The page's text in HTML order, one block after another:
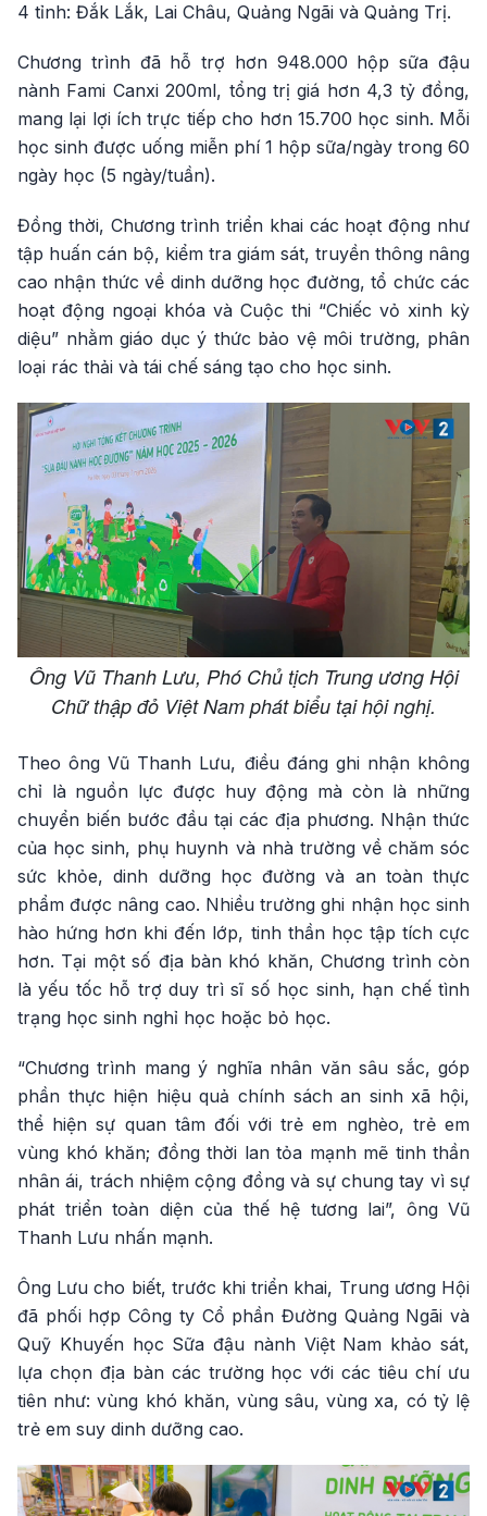
4 tỉnh: Đắk Lắk, Lai Châu, Quảng Ngãi và Quảng Trị.
Chương trình đã hỗ trợ hơn 948.000 hộp sữa đậu
nành Fami Canxi 200ml, tổng trị giá hơn 4,3 tỷ đồng,
mang lại lợi ích trực tiếp cho hơn 15.700 học sinh. Mỗi
học sinh được uống miễn phí 1 hộp sữa/ngày trong 60
ngày học (5 ngày/tuần).
Đồng thời, Chương trình triển khai các hoạt động như
tập huấn cán bộ, kiểm tra giám sát, truyền thông nâng
cao nhận thức về dinh dưỡng học đường, tổ chức các
hoạt động ngoại khóa và Cuộc thi “Chiếc vỏ xinh kỳ
diệu” nhằm giáo dục ý thức bảo vệ môi trường, phân
loại rác thải và tái chế sáng tạo cho học sinh.
Ông Vũ Thanh Lưu, Phó Chủ tịch Trung ương Hội
Chữ thập đỏ Việt Nam phát biểu tại hội nghị.
Theo ông Vũ Thanh Lưu, điều đáng ghi nhận không
chỉ là nguồn lực được huy động mà còn là những
chuyển biến bước đầu tại các địa phương. Nhận thức
của học sinh, phụ huynh và nhà trường về chăm sóc
sức khỏe, dinh dưỡng học đường và an toàn thực
phẩm được nâng cao. Nhiều trường ghi nhận học sinh
hào hứng hơn khi đến lớp, tinh thần học tập tích cực
hơn. Tại một số địa bàn khó khăn, Chương trình còn
là yếu tốc hỗ trợ duy trì sĩ số học sinh, hạn chế tình
trạng học sinh nghỉ học hoặc bỏ học.
“Chương trình mang ý nghĩa nhân văn sâu sắc, góp
phần thực hiện hiệu quả chính sách an sinh xã hội,
thể hiện sự quan tâm đối với trẻ em nghèo, trẻ em
vùng khó khăn; đồng thời lan tỏa mạnh mẽ tinh thần
nhân ái, trách nhiệm cộng đồng và sự chung tay vì sự
phát triển toàn diện của thế hệ tương lai”, ông Vũ
Thanh Lưu nhấn mạnh.
Ông Lưu cho biết, trước khi triển khai, Trung ương Hội
đã phối hợp Công ty Cổ phần Đường Quảng Ngãi và
Quỹ Khuyến học Sữa đậu nành Việt Nam khảo sát,
lựa chọn địa bàn các trường học với các tiêu chí ưu
tiên như: vùng khó khăn, vùng sâu, vùng xa, có tỷ lệ
trẻ em suy dinh dưỡng cao.